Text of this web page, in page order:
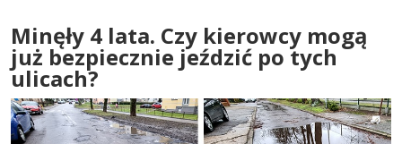
Minęły 4 lata. Czy kierowcy mogą
już bezpiecznie jeździć po tych
ulicach?